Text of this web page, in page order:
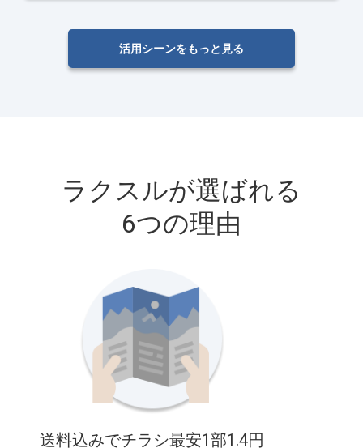
活用シーンをもっと見る
ラクスルが選ばれる
6つの理由
送料込みでチラシ最安1部1.4円